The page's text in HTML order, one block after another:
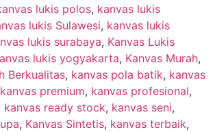
lukis polos, kanvas lukis
lukis Sulawesi, kanvas lukis
lukis surabaya, Kanvas Lukis
lukis yogyakarta, Kanvas Murah,
Berkualitas, kanvas pola batik, kanvas
kanvas premium, kanvas profesional,
kanvas ready stock, kanvas seni,
, Kanvas Sintetis, kanvas terbaik,